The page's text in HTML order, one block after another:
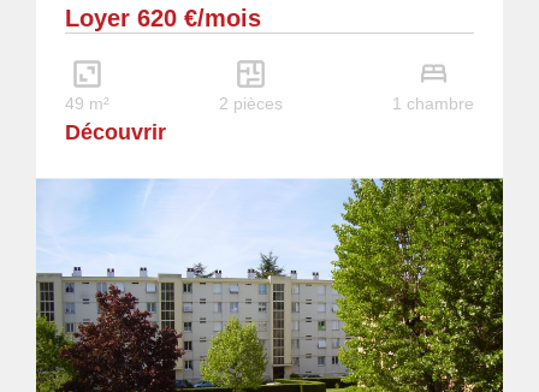
décorative, une chambre, une cuisine
Loyer 620 €/mois
49 m² 2 pièces 1 chambre
Découvrir